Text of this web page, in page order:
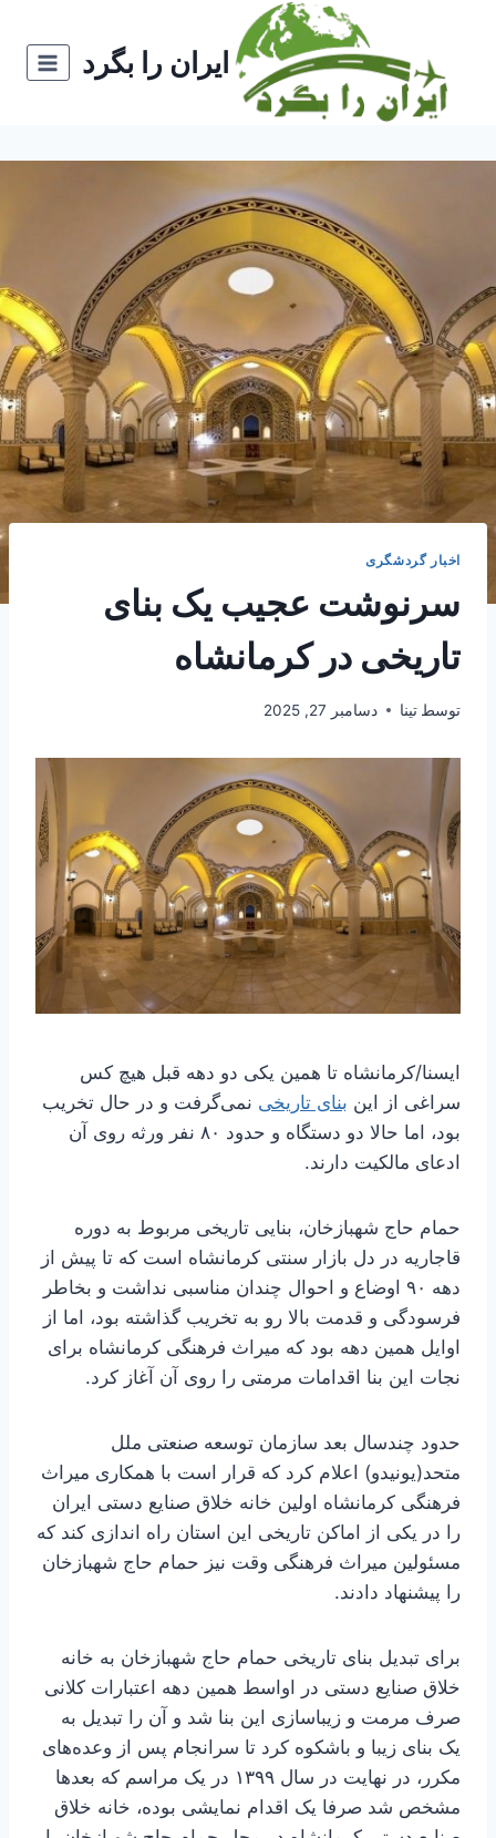
ایران را بگرد
اخبار گردشگری
سرنوشت عجیب یک بنای
تاریخی در کرمانشاه
توسط تینا دسامبر 27, 2025
ایسنا/کرمانشاه تا همین یکی دو دهه قبل هیچ کس
سراغی از این بنای تاریخی نمی‌گرفت و در حال تخریب
بود، اما حالا دو دستگاه و حدود ۸۰ نفر ورثه روی آن
ادعای مالکیت دارند.
حمام حاج شهبازخان، بنایی تاریخی مربوط به دوره
قاجاریه در دل بازار سنتی کرمانشاه است که تا پیش از
دهه ۹۰ اوضاع و احوال چندان مناسبی نداشت و بخاطر
فرسودگی و قدمت بالا رو به تخریب گذاشته بود، اما از
اوایل همین دهه بود که میراث فرهنگی کرمانشاه برای
نجات این بنا اقدامات مرمتی را روی آن آغاز کرد.
حدود چندسال بعد سازمان توسعه صنعتی ملل
متحد(یونیدو) اعلام کرد که قرار است با همکاری میراث
فرهنگی کرمانشاه اولین خانه خلاق صنایع دستی ایران
را در یکی از اماکن تاریخی این استان راه اندازی کند که
مسئولین میراث فرهنگی وقت نیز حمام حاج شهبازخان
را پیشنهاد دادند.
برای تبدیل بنای تاریخی حمام حاج شهبازخان به خانه
خلاق صنایع دستی در اواسط همین دهه اعتبارات کلانی
صرف مرمت و زیباسازی این بنا شد و آن را تبدیل به
یک بنای زیبا و باشکوه کرد تا سرانجام پس از وعده‌های
مکرر، در نهایت در سال ۱۳۹۹ در یک مراسم که بعدها
مشخص شد صرفا یک اقدام نمایشی بوده، خانه خلاق